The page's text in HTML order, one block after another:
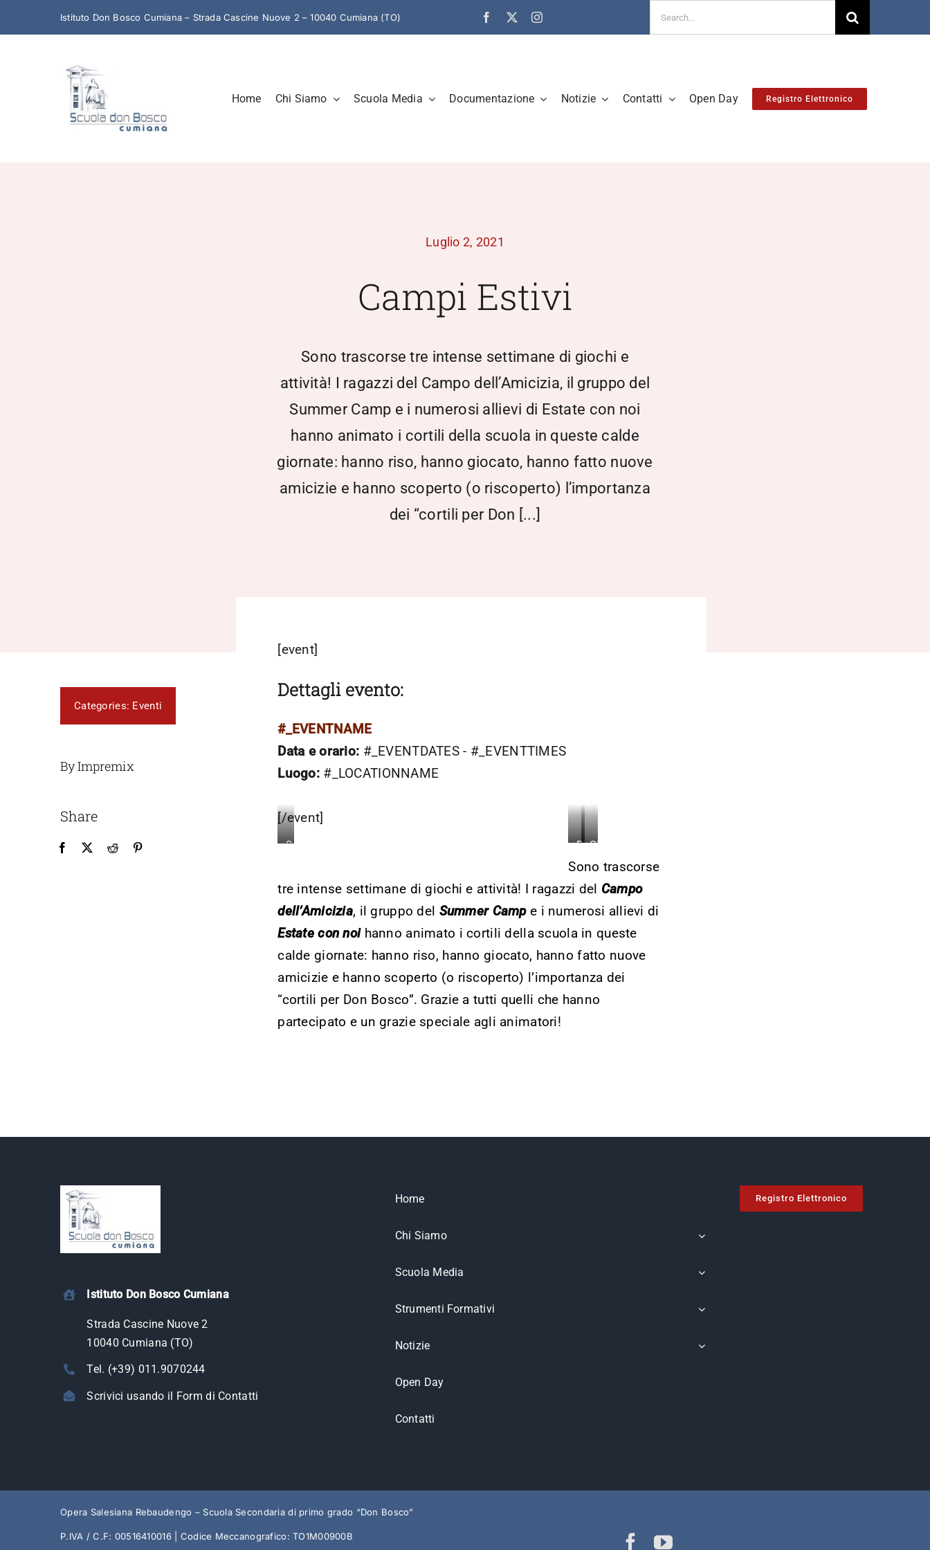
al
Istituto Don Bosco Cumiana – Strada Cascine Nuove 2 – 10040 Cumiana (TO)
per:
Home Chi Siamo Scuola Media Documentazione Notizie Contatti Open Day Registro Elettronico
Luglio 2, 2021
Campi Estivi
Sono trascorse tre intense settimane di giochi e
attività! I ragazzi del Campo dell’Amicizia, il gruppo del
Summer Camp e i numerosi allievi di Estate con noi
hanno animato i cortili della scuola in queste calde
giornate: hanno riso, hanno giocato, hanno fatto nuove
amicizie e hanno scoperto (o riscoperto) l’importanza
dei “cortili per Don [...]
Categories: Eventi
By Impremix
Share
[event]
Dettagli evento:
#_EVENTNAME
Data e orario: #_EVENTDATES - #_EVENTTIMES
Luogo:#_LOCATIONNAME
[/event]
Summer
Jones
Language
Service
Pian
dell’Alpe
Giochi
nel
parco
Sono trascorse
tre intense settimane di giochi e attività! I ragazzi del Campo
dell’Amicizia, il gruppo del Summer Campe i numerosi allievi di
Estate con noihanno animato i cortili della scuola in queste
calde giornate: hanno riso, hanno giocato, hanno fatto nuove
amicizie e hanno scoperto (o riscoperto) l’importanza dei
“cortili per Don Bosco”. Grazie a tutti quelli che hanno
partecipato e un grazie speciale agli animatori!
Istituto Don Bosco Cumiana
Strada Cascine Nuove 2
10040 Cumiana (TO)
Tel. (+39) 011.9070244
Scrivici usando il Form di Contatti
Home
Chi Siamo
Scuola Media
Strumenti Formativi
Notizie
Open Day
Contatti
Registro Elettronico
Opera Salesiana Rebaudengo – Scuola Secondaria di primo grado “Don Bosco”
P.IVA / C.F: 00516410016 | Codice Meccanografico: TO1M00900B